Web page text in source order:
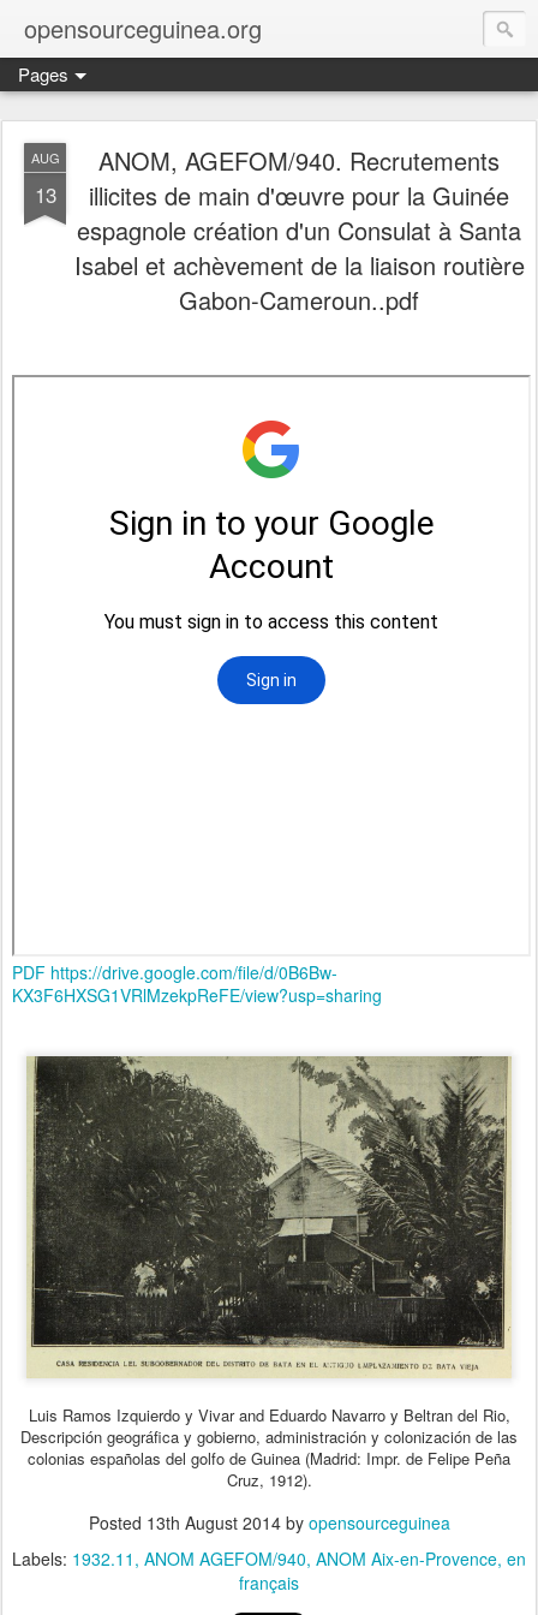
opensourceguinea.org
Pages
AUG
13
ANOM, AGEFOM/940. Recrutements
illicites de main d'œuvre pour la Guinée
espagnole création d'un Consulat à Santa
Isabel et achèvement de la liaison routière
Gabon-Cameroun..pdf
PDF https://drive.google.com/file/d/0B6Bw-
KX3F6HXSG1VRlMzekpReFE/view?usp=sharing
Luis Ramos Izquierdo y Vivar and Eduardo Navarro y Beltran del Rio,
Descripción geográfica y gobierno, administración y colonización de las
colonias españolas del golfo de Guinea (Madrid: Impr. de Felipe Peña
Cruz, 1912).
Posted 13th August 2014by opensourceguinea
Labels: 1932.11 ANOM AGEFOM/940 ANOM Aix-en-Provence en
français